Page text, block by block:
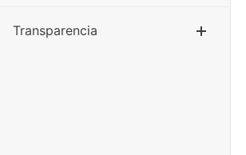
Transparencia